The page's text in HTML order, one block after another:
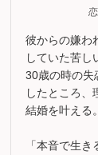
彼からの嫌わ
していた苦し
30歳の時の失
したところ、
結婚を叶える。
「本音で生